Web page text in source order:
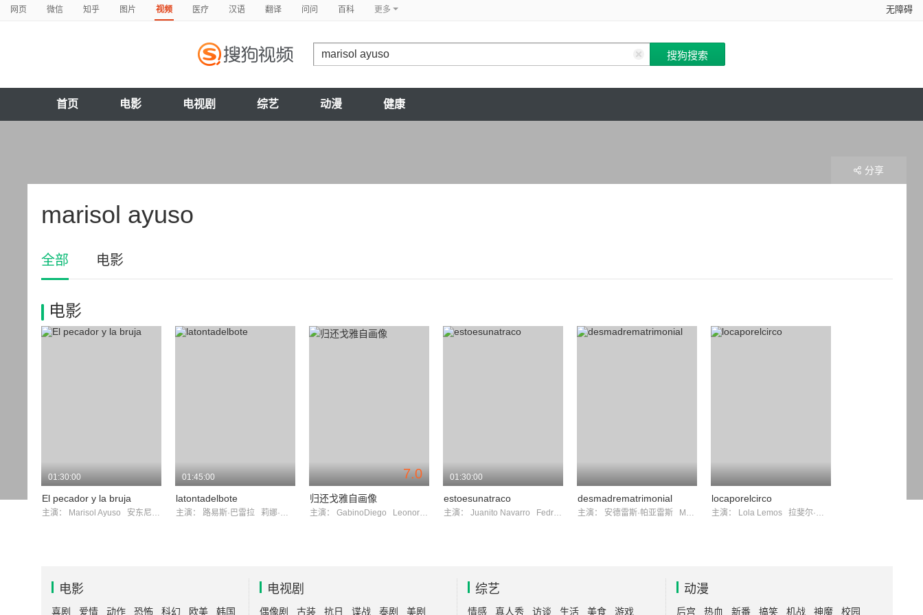
网页 微信 知乎 图片 视频 医疗 汉语 翻译 问问 百科 更多 无障碍
首页 电影 电视剧 综艺 动漫 健康
marisol ayuso
分享
全部 电影
电影
01:30:00
El pecador y la bruja
主演： Marisol Ayuso 安东尼奥·加里萨
01:45:00
latontadelbote
主演： 路易斯·巴雷拉 莉娜·摩根
7.0
归还戈雅自画像
主演： GabinoDiego LeonorWatling
01:30:00
estoesunatraco
主演： Juanito Navarro Fedra Lorente
desmadrematrimonial
主演： 安德雷斯·帕亚雷斯 Marisol Ayuso
locaporelcirco
主演： Lola Lemos 拉斐尔·埃尔南德斯
电影
喜剧 爱情 动作 恐怖 科幻 欧美 韩国
电视剧
偶像剧 古装 抗日 谍战 泰剧 美剧
综艺
情感 真人秀 访谈 生活 美食 游戏
动漫
后宫 热血 新番 搞笑 机战 神魔 校园